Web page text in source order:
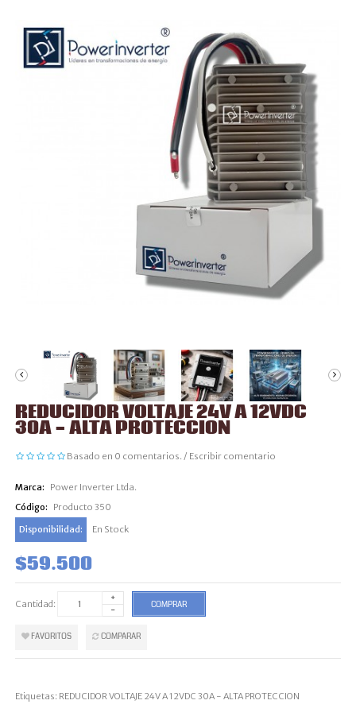
REDUCIDOR VOLTAJE 24V A 12VDC
30A - ALTA PROTECCION
Basado en 0 comentarios. / Escribir comentario
Marca:
Power Inverter Ltda.
Código:
Producto 350
Disponibilidad:
En Stock
$59.500
Cantidad: COMPRAR
FAVORITOS COMPARAR
Etiquetas: REDUCIDOR VOLTAJE 24V A 12VDC 30A - ALTA PROTECCION